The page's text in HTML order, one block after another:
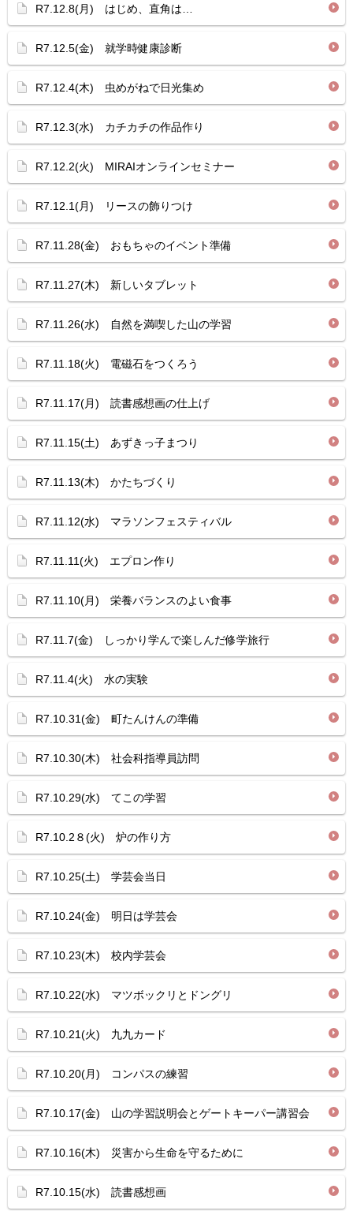
R7.12.8(月) はじめ、直角は…
R7.12.5(金) 就学時健康診断
R7.12.4(木) 虫めがねで日光集め
R7.12.3(水) カチカチの作品作り
R7.12.2(火) MIRAIオンラインセミナー
R7.12.1(月) リースの飾りつけ
R7.11.28(金) おもちゃのイベント準備
R7.11.27(木) 新しいタブレット
R7.11.26(水) 自然を満喫した山の学習
R7.11.18(火) 電磁石をつくろう
R7.11.17(月) 読書感想画の仕上げ
R7.11.15(土) あずきっ子まつり
R7.11.13(木) かたちづくり
R7.11.12(水) マラソンフェスティバル
R7.11.11(火) エプロン作り
R7.11.10(月) 栄養バランスのよい食事
R7.11.7(金) しっかり学んで楽しんだ修学旅行
R7.11.4(火) 水の実験
R7.10.31(金) 町たんけんの準備
R7.10.30(木) 社会科指導員訪問
R7.10.29(水) てこの学習
R7.10.2８(火) 炉の作り方
R7.10.25(土) 学芸会当日
R7.10.24(金) 明日は学芸会
R7.10.23(木) 校内学芸会
R7.10.22(水) マツボックリとドングリ
R7.10.21(火) 九九カード
R7.10.20(月) コンパスの練習
R7.10.17(金) 山の学習説明会とゲートキーパー講習会
R7.10.16(木) 災害から生命を守るために
R7.10.15(水) 読書感想画